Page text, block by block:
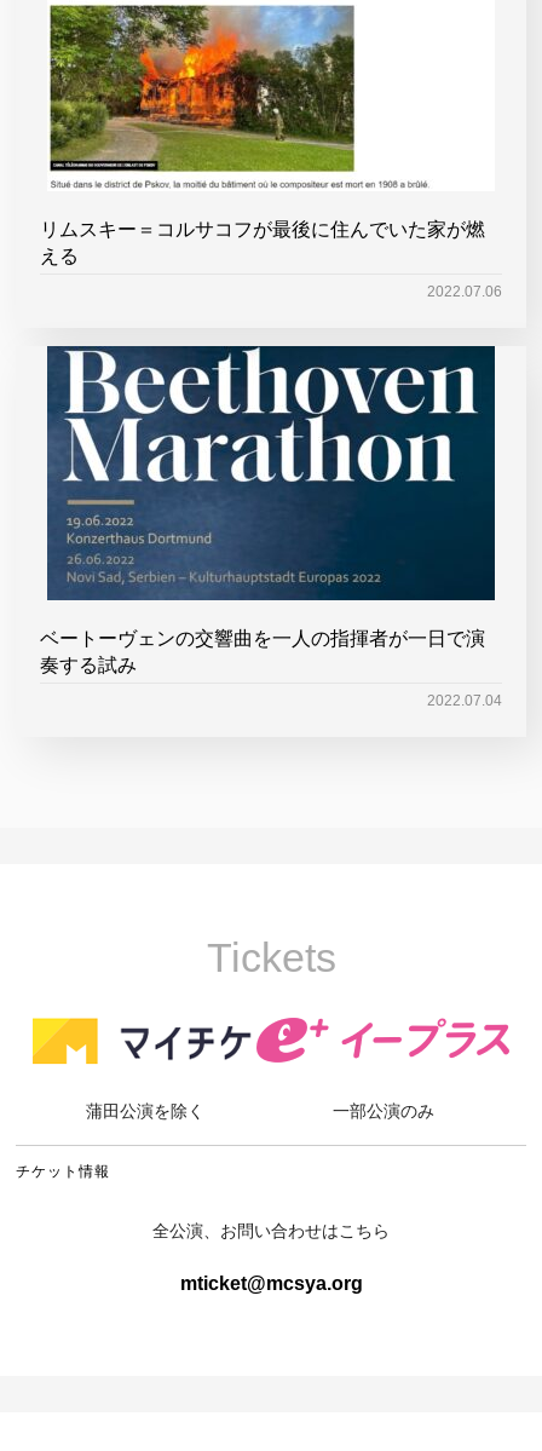
リムスキー＝コルサコフが最後に住んでいた家が燃
える
2022.07.06
ベートーヴェンの交響曲を一人の指揮者が一日で演
奏する試み
2022.07.04
Tickets
蒲田公演を除く 一部公演のみ
チケット情報
全公演、お問い合わせはこちら
mticket@mcsya.org